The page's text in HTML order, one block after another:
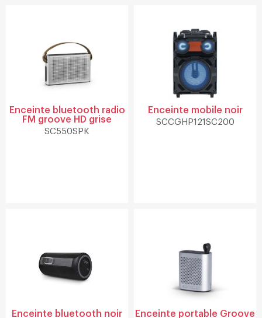
Enceinte bluetooth radio
FM groove HD grise
SC550SPK
Enceinte mobile noir
SCCGHP121SC200
Enceinte bluetooth noir
Enceinte portable Groove